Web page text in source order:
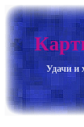
Удачи и